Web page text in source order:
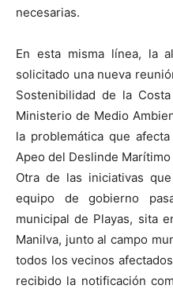
necesarias.
En esta misma línea, la
solicitado una nueva
Sostenibilidad de la
Ministerio de Medio
la problemática que
Apeo del Deslinde
Otra de las iniciativas
equipo de gobierno
municipal de Playas, sita
Manilva, junto al campo
todos los vecinos
recibido la notificación